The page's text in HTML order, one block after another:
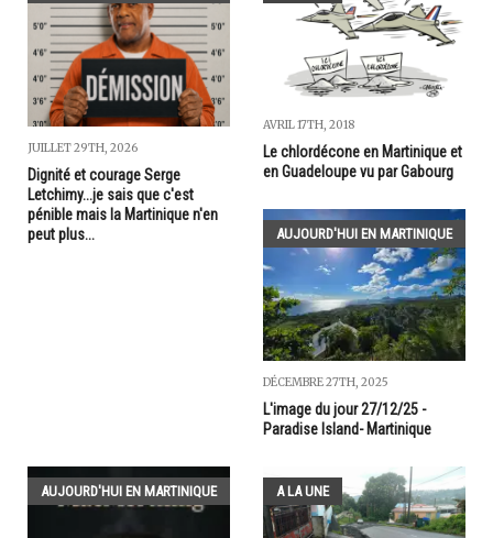
JUILLET 29TH, 2026
Dignité et courage Serge
Letchimy...je sais que c'est
pénible mais la Martinique n'en
peut plus...
AVRIL 17TH, 2018
Le chlordécone en Martinique et
en Guadeloupe vu par Gabourg
AUJOURD'HUI EN MARTINIQUE
DÉCEMBRE 27TH, 2025
L'image du jour 27/12/25 -
Paradise Island- Martinique
AUJOURD'HUI EN MARTINIQUE A LA UNE